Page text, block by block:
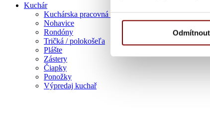
Odmítnout
Kuchár
Kuchárska pracovná obuv
Nohavice
Rondóny
Tričká / polokošeľa
Plášte
Zástery
Čiapky
Ponožky
Výpredaj kuchař